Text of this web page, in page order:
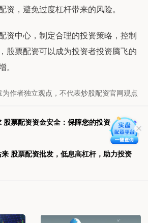
资，避免过度杠杆带来的风险。
资中心，制定合理的投资策略，控制
股票配资可以成为投资者投资腾飞的
为作者独立观点，不代表炒股配资官网观点
股票配资资金安全：保障您的投资，远离
股票配资批发，低息高杠杆，助力投资